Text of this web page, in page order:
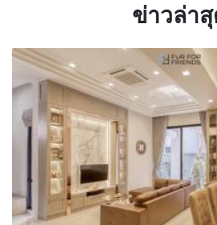
ข่าวล่า